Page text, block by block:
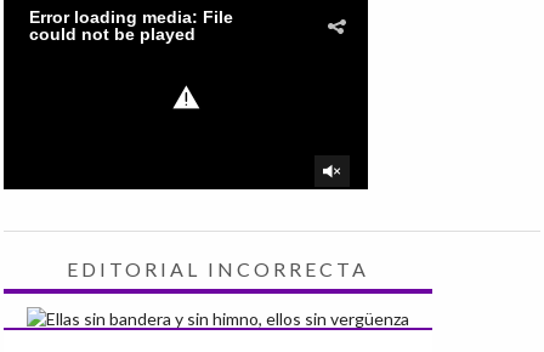
EDITORIAL INCORRECTA